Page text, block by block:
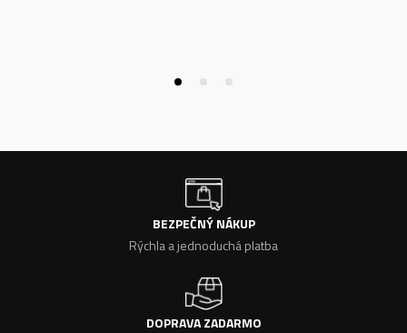
BEZPEČNÝ NÁKUP
Rýchla a jednoduchá platba
DOPRAVA ZADARMO